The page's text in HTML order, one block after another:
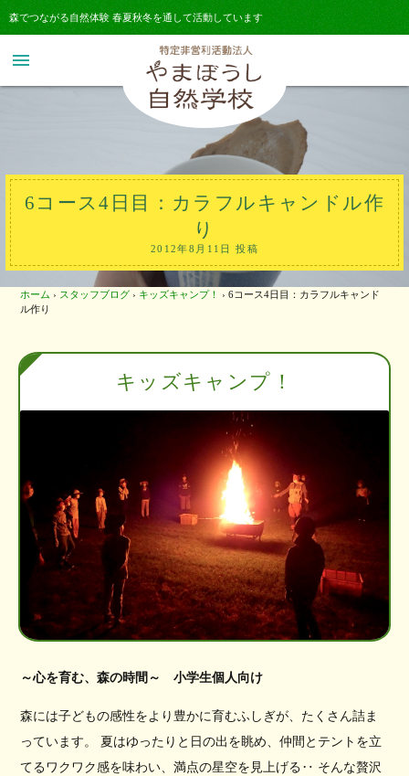
森でつながる自然体験 春夏秋冬を通して活動しています
menu
6コース4日目：カラフルキャンドル作
り
2012年8月11日 投稿
ホーム › スタッフブログ › キッズキャンプ！ › 6コース4日目：カラフルキャンド
ル作り
キッズキャンプ！
～心を育む、森の時間～ 小学生個人向け
森には子どもの感性をより豊かに育むふしぎが、たくさん詰ま
っています。 夏はゆったりと日の出を眺め、仲間とテントを立
てるワクワク感を味わい、満点の星空を見上げる‥ そんな贅沢